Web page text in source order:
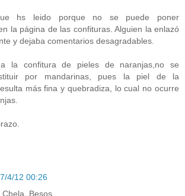
hs leido porque no se puede poner
la página de las confituras. Alguien la enlazó
y dejaba comentarios desagradables.
la confitura de pieles de naranjas,no se
por mandarinas, pues la piel de la
más fina y quebradiza, lo cual no ocurre
7/4/12 00:26
Besos.